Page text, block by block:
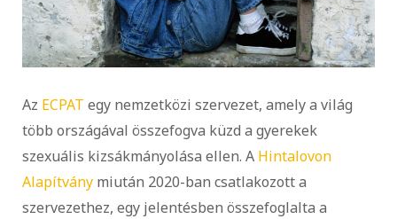
Az ECPAT egy nemzetközi szervezet, amely a világ
több országával összefogva küzd a gyerekek
szexuális kizsákmányolása ellen. A Hintalovon
Alapítvány miután 2020-ban csatlakozott a
szervezethez, egy jelentésben összefoglalta a